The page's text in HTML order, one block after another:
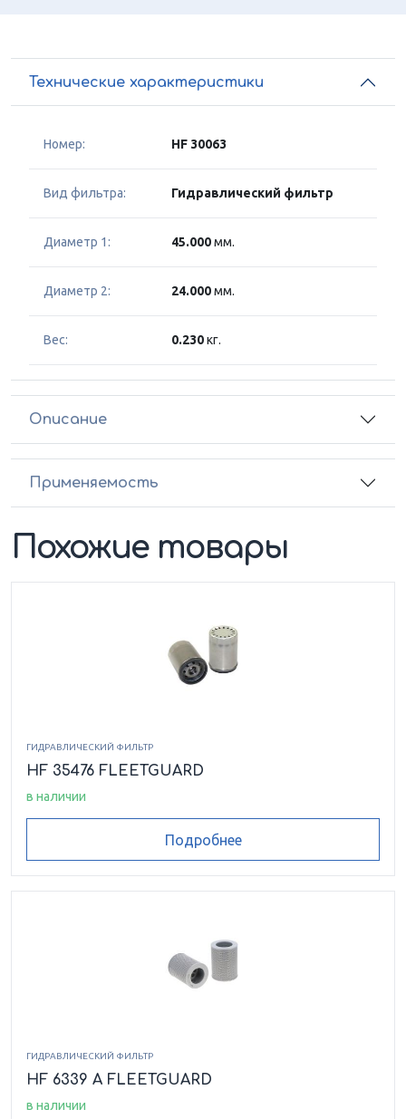
Технические характеристики
Номер: HF 30063
Вид фильтра: Гидравлический фильтр
Диаметр 1: 45.000мм.
Диаметр 2: 24.000мм.
Вес: 0.230кг.
Описание
Применяемость
Похожие товары
ГИДРАВЛИЧЕСКИЙ ФИЛЬТР
HF 35476 FLEETGUARD
в наличии
Подробнее
ГИДРАВЛИЧЕСКИЙ ФИЛЬТР
HF 6339 A FLEETGUARD
в наличии